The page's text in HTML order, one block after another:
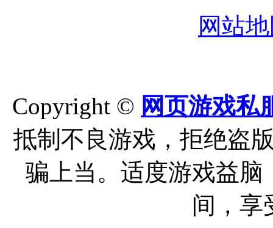
网站
Copyright © 网页游戏私
抵制不良游戏，拒绝盗
骗上当。适度游戏益
间，享